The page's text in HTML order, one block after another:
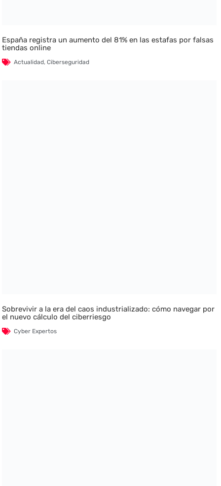
España registra un aumento del 81% en las estafas por falsas
tiendas online
Actualidad,Ciberseguridad
Sobrevivir a la era del caos industrializado: cómo navegar por
el nuevo cálculo del ciberriesgo
Cyber Expertos